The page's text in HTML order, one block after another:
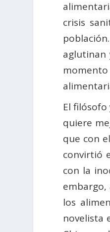
crisis
aglutinan
El
quiere
que con
convirtió
con la
embargo,
los
novelista